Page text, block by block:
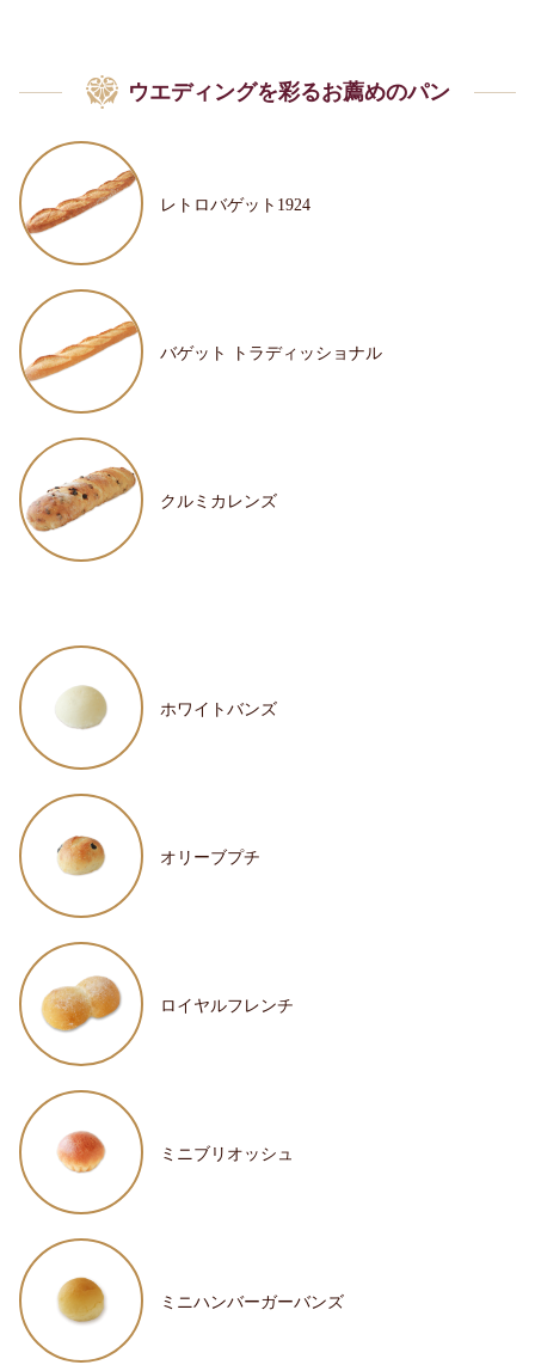
ウエディングを彩るお薦めのパン
レトロバゲット1924
バゲット トラディッショナル
クルミカレンズ
ホワイトバンズ
オリーブプチ
ロイヤルフレンチ
ミニブリオッシュ
ミニハンバーガーバンズ